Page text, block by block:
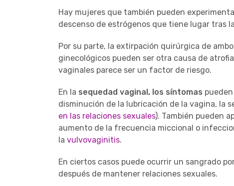
Hay mujeres que también pueden
descenso de estrógenos que tiene lugar tras
Por su parte, la extirpación quirúrgica de
ginecológicos pueden ser otra causa de
vaginales parece ser un factor de riesgo.
En la sequedad vaginal, los síntomas
disminución de la lubricación de la vagina, la
en las relaciones sexuales). También pueden
aumento de la frecuencia miccional o
la vulvovaginitis.
En ciertos casos puede ocurrir un sangrado
después de mantener relaciones sexuales.